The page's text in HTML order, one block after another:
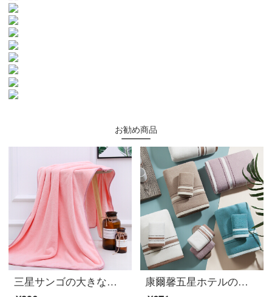
お勧め商品
三星サンゴの大きなバスタオル大人男女厚いバスタオル柔らかで快適な70*140 cmピンクサンゴのバスタオル
康爾馨五星ホテルの全綿は大人のバスタオルの綿を吸い込みます。新疆長綿バスタオルの全綿A類無ホルムアルデヒド青緑色の800 g 150*80 cm